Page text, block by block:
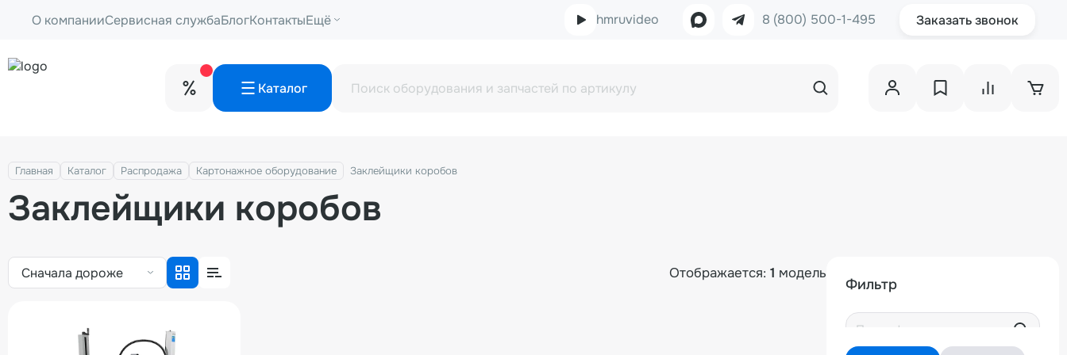
О компанииСервисная службаБлогКонтактыЕщё hmruvideo 8 (800) 500-1-495 Заказать звонок
Каталог
Главная Каталог Распродажа Картонажное оборудование Заклейщики коробов
Заклейщики коробов
Фильтр
Сначала дороже Отображается: 1 модель